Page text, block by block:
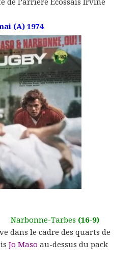
(A) 1974.
Tarbes (16-9)
dans le cadre des quarts de
Jo Maso au-dessus du pack